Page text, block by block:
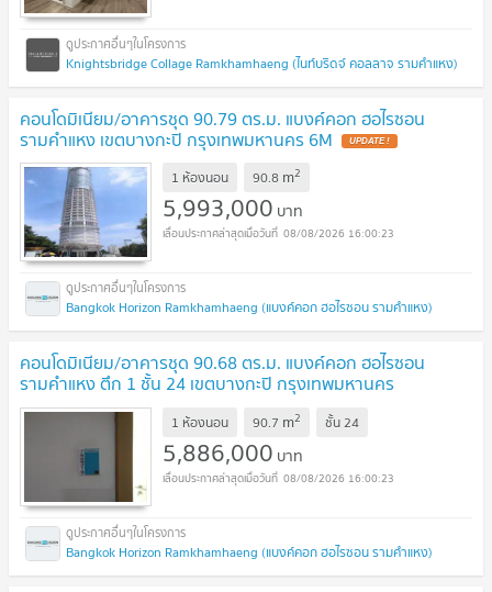
Knightsbridge Collage Ramkhamhaeng (ไนท์บริดจ์ คอลลาจ รามคำแหง)
คอนโดมิเนียม/อาคารชุด 90.79 ตร.ม. แบงค์คอก ฮอไรซอน
รามคำแหง เขตบางกะปิ กรุงเทพมหานคร 6M UPDATE !
1 ห้องนอน 90.8 m2
5,993,000 บาท
08/08/2026 16:00:23
Bangkok Horizon Ramkhamhaeng (แบงค์คอก ฮอไรซอน รามคำแหง)
คอนโดมิเนียม/อาคารชุด 90.68 ตร.ม. แบงค์คอก ฮอไรซอน
รามคำแหง ตึก 1 ชั้น 24 เขตบางกะปิ กรุงเทพมหานคร
5.9M UPDATE !
1 ห้องนอน 90.7 m2 ชั้น24
5,886,000 บาท
08/08/2026 16:00:23
Bangkok Horizon Ramkhamhaeng (แบงค์คอก ฮอไรซอน รามคำแหง)